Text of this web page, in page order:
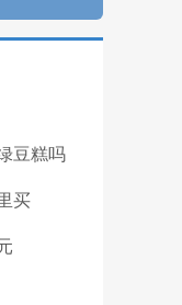
豆糕吗
买